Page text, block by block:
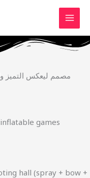
مصمم ليعكس التميز
games
hall (spray + bow +